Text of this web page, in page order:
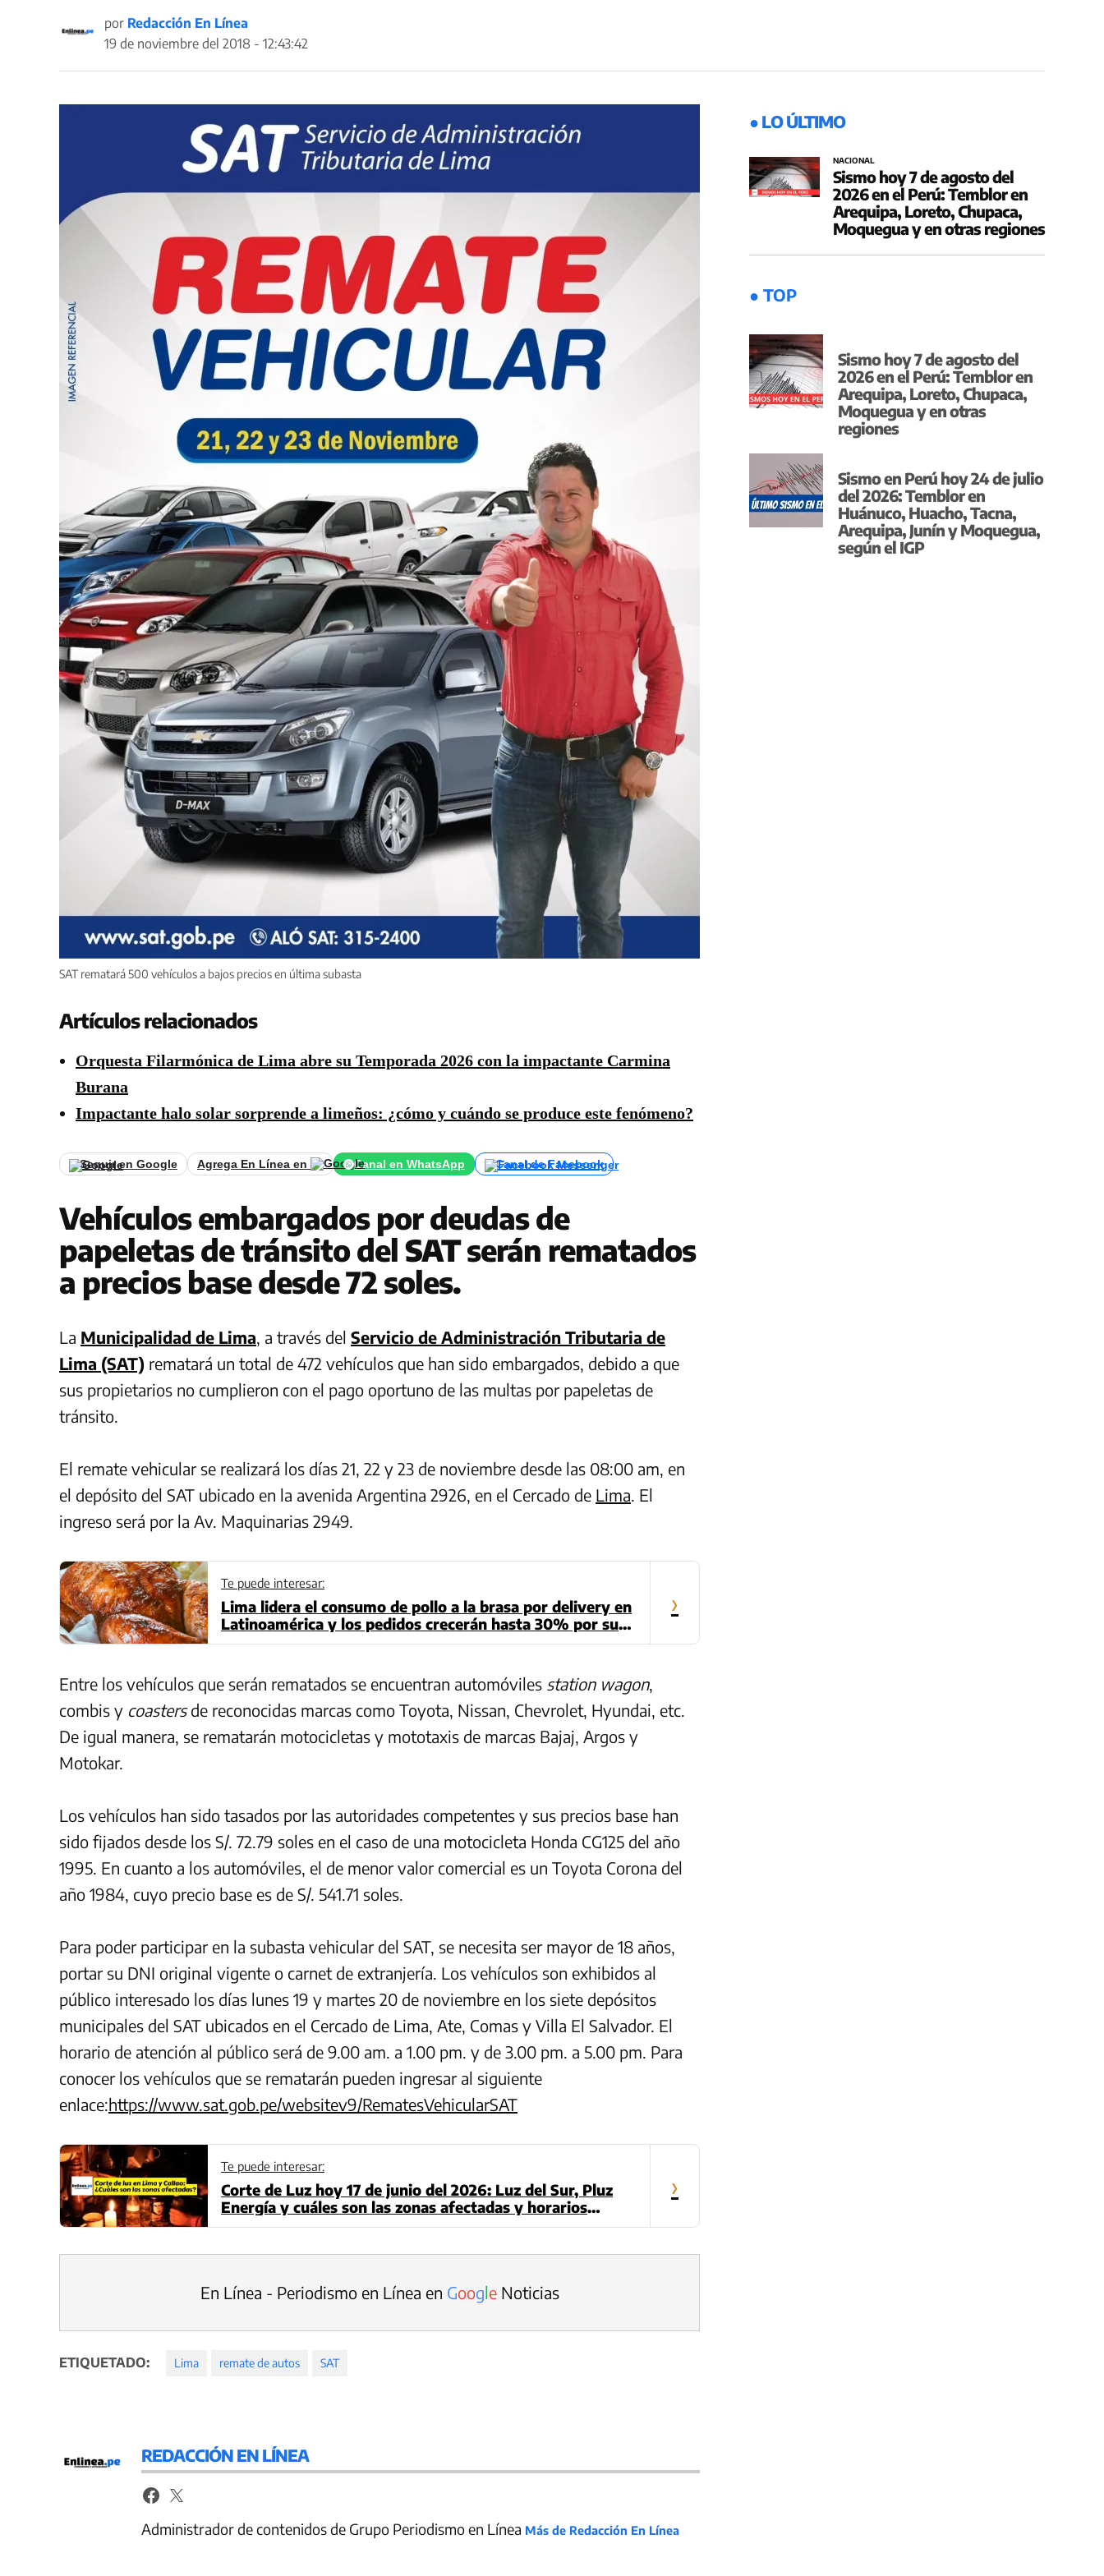
por Redacción En Línea
19 de noviembre del 2018 - 12:43:42
SAT rematará 500 vehículos a bajos precios en última subasta
Artículos relacionados
Orquesta Filarmónica de Lima abre su Temporada 2026 con la impactante Carmina
Burana
Impactante halo solar sorprende a limeños: ¿cómo y cuándo se produce este fenómeno?
Seguir en Google Agrega En Línea en Canal en WhatsApp Canal de Facebook
Vehículos embargados por deudas de
papeletas de tránsito del SATserán rematados
a precios base desde 72 soles.
La Municipalidad de Lima, a través del Servicio de Administración Tributaria de
Lima (SAT) rematará un total de 472 vehículos que han sido embargados, debido a que
sus propietarios no cumplieron con el pago oportuno de las multas por papeletas de
tránsito.
El remate vehicular se realizará los días 21, 22 y 23 de noviembre desde las 08:00 am, en
el depósito del SAT ubicado en la avenida Argentina 2926, en el Cercado de Lima. El
ingreso será por la Av. Maquinarias 2949.
Te puede interesar:
Lima lidera el consumo de pollo a la brasa por delivery en
Latinoamérica y los pedidos crecerán hasta 30% por su
día
›
Entre los vehículos que serán rematados se encuentran automóviles station wagon,
combis y coastersde reconocidas marcas como Toyota, Nissan, Chevrolet, Hyundai, etc.
De igual manera, se rematarán motocicletas y mototaxis de marcas Bajaj, Argos y
Motokar.
Los vehículos han sido tasados por las autoridades competentes y sus precios base han
sido fijados desde los S/. 72.79 soles en el caso de una motocicleta Honda CG125 del año
1995. En cuanto a los automóviles, el de menor valor comercial es un Toyota Corona del
año 1984, cuyo precio base es de S/. 541.71 soles.
Para poder participar en la subasta vehicular del SAT, se necesita ser mayor de 18 años,
portar su DNI original vigente o carnet de extranjería. Los vehículos son exhibidos al
público interesado los días lunes 19 y martes 20 de noviembre en los siete depósitos
municipales del SAT ubicados en el Cercado de Lima, Ate, Comas y Villa El Salvador. El
horario de atención al público será de 9.00 am. a 1.00 pm. y de 3.00 pm. a 5.00 pm. Para
conocer los vehículos que se rematarán pueden ingresar al siguiente
enlace:https://www.sat.gob.pe/websitev9/RematesVehicularSAT
Te puede interesar:
Corte de Luz hoy 17 de junio del 2026: Luz del Sur, Pluz
Energía y cuáles son las zonas afectadas y horarios
(Actualizado)
›
En Línea - Periodismo en Línea en GoogleNoticias
ETIQUETADO: Lima remate de autos SAT
REDACCIÓN EN LÍNEA
Administrador de contenidos de Grupo Periodismo en Línea Más de Redacción En Línea
● LO ÚLTIMO
NACIONAL
Sismo hoy 7 de agosto del
2026 en el Perú: Temblor en
Arequipa, Loreto, Chupaca,
Moquegua y en otras regiones
● TOP
Sismo hoy 7 de agosto del
2026 en el Perú: Temblor en
Arequipa, Loreto, Chupaca,
Moquegua y en otras
regiones
Sismo en Perú hoy 24 de julio
del 2026: Temblor en
Huánuco, Huacho, Tacna,
Arequipa, Junín y Moquegua,
según el IGP